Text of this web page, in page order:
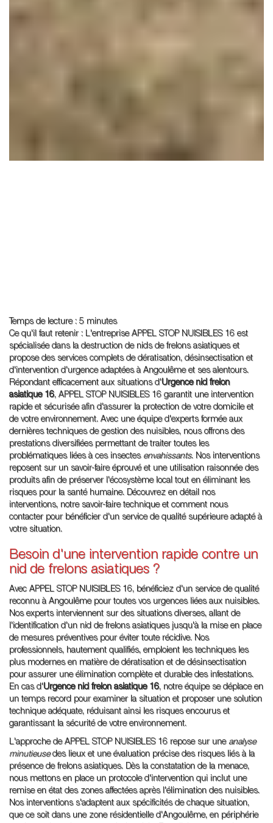
Temps de lecture : 5 minutes
Ce qu'il faut retenir : L'entreprise APPEL STOP NUISIBLES 16 est
spécialisée dans la destruction de nids de frelons asiatiques et
propose des services complets de dératisation, désinsectisation et
d'intervention d'urgence adaptées à Angoulême et ses alentours.
Répondant efficacement aux situations d'Urgence nid frelon
asiatique 16, APPEL STOP NUISIBLES 16 garantit une intervention
rapide et sécurisée afin d'assurer la protection de votre domicile et
de votre environnement. Avec une équipe d'experts formée aux
dernières techniques de gestion des nuisibles, nous offrons des
prestations diversifiées permettant de traiter toutes les
problématiques liées à ces insectes envahissants. Nos interventions
reposent sur un savoir-faire éprouvé et une utilisation raisonnée des
produits afin de préserver l'écosystème local tout en éliminant les
risques pour la santé humaine. Découvrez en détail nos
interventions, notre savoir-faire technique et comment nous
contacter pour bénéficier d'un service de qualité supérieure adapté à
votre situation.
Besoin d'une intervention rapide contre un
nid de frelons asiatiques ?
Avec APPEL STOP NUISIBLES 16, bénéficiez d'un service de qualité
reconnu à Angoulême pour toutes vos urgences liées aux nuisibles.
Nos experts interviennent sur des situations diverses, allant de
l'identification d'un nid de frelons asiatiques jusqu'à la mise en place
de mesures préventives pour éviter toute récidive. Nos
professionnels, hautement qualifiés, emploient les techniques les
plus modernes en matière de dératisation et de désinsectisation
pour assurer une élimination complète et durable des infestations.
En cas d'Urgence nid frelon asiatique 16, notre équipe se déplace en
un temps record pour examiner la situation et proposer une solution
technique adéquate, réduisant ainsi les risques encourus et
garantissant la sécurité de votre environnement.
L'approche de APPEL STOP NUISIBLES 16 repose sur une analyse
minutieusedes lieux et une évaluation précise des risques liés à la
présence de frelons asiatiques. Dès la constatation de la menace,
nous mettons en place un protocole d'intervention qui inclut une
remise en état des zones affectées après l'élimination des nuisibles.
Nos interventions s'adaptent aux spécificités de chaque situation,
que ce soit dans une zone résidentielle d'Angoulême, en périphérie